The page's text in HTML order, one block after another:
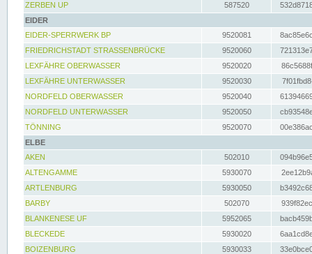
ZERBEN UP
587520
EIDER
EIDER-SPERRWERK BP
9520081
FRIEDRICHSTADT STRASSENBRÜCKE
9520060
LEXFÄHRE OBERWASSER
9520020
LEXFÄHRE UNTERWASSER
9520030
NORDFELD OBERWASSER
9520040
NORDFELD UNTERWASSER
9520050
TÖNNING
9520070
ELBE
AKEN
502010
ALTENGAMME
5930070
ARTLENBURG
5930050
BARBY
502070
BLANKENESE UF
5952065
BLECKEDE
5930020
BOIZENBURG
5930033